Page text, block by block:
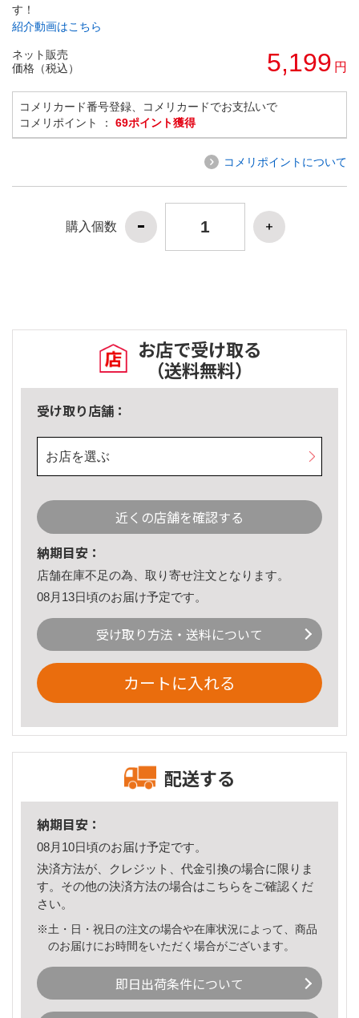
す！
紹介動画はこちら
ネット販売
価格（税込）
5,199 円
コメリカード番号登録、コメリカードでお支払いで
コメリポイント ： 69ポイント獲得
コメリポイントについて
購入個数
お店で受け取る
（送料無料）
受け取り店舗：
お店を選ぶ
近くの店舗を確認する
納期目安：
店舗在庫不足の為、取り寄せ注文となります。
08月13日頃のお届け予定です。
受け取り方法・送料について
カートに入れる
配送する
納期目安：
08月10日頃のお届け予定です。
決済方法が、クレジット、代金引換の場合に限りま
す。その他の決済方法の場合はこちら をご確認くだ
さい。
※土・日・祝日の注文の場合や在庫状況によって、商品
のお届けにお時間をいただく場合がございます。
即日出荷条件について